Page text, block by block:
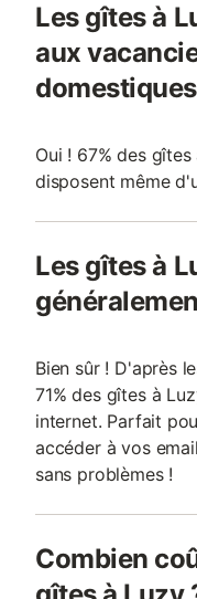
Les gîtes à
aux
Oui ! 67% des
disposent même
Les gîtes à
Bien sûr ! D'après
71% des gîtes à
internet. Parfait
accéder à vos
sans problèmes !
Combien